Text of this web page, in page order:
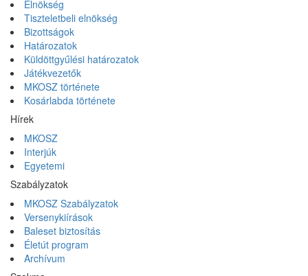
Elnökség
Tiszteletbeli elnökség
Bizottságok
Határozatok
Küldöttgyűlési határozatok
Játékvezetők
MKOSZ története
Kosárlabda története
Hírek
MKOSZ
Interjúk
Egyetemi
Szabályzatok
MKOSZ Szabályzatok
Versenykiírások
Baleset biztosítás
Életút program
Archívum